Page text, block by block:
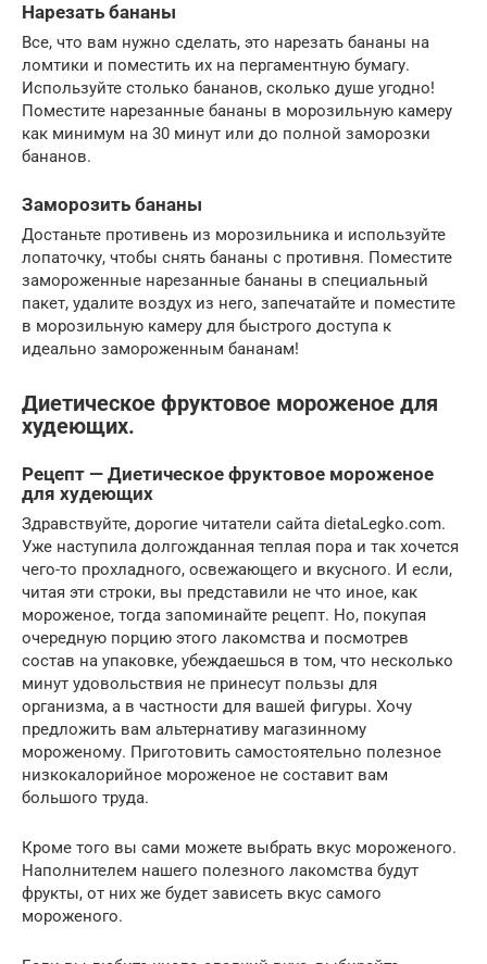
Нарезать бананы
Все, что вам нужно сделать, это нарезать бананы на
ломтики и поместить их на пергаментную бумагу.
Используйте столько бананов, сколько душе угодно!
Поместите нарезанные бананы в морозильную камеру
как минимум на 30 минут или до полной заморозки
бананов.
Заморозить бананы
Достаньте противень из морозильника и используйте
лопаточку, чтобы снять бананы с противня. Поместите
замороженные нарезанные бананы в специальный
пакет, удалите воздух из него, запечатайте и поместите
в морозильную камеру для быстрого доступа к
идеально замороженным бананам!
Диетическое фруктовое мороженое для
худеющих.
Рецепт — Диетическое фруктовое мороженое
для худеющих
Здравствуйте, дорогие читатели сайта dietaLegko.com.
Уже наступила долгожданная теплая пора и так хочется
чего-то прохладного, освежающего и вкусного. И если,
читая эти строки, вы представили не что иное, как
мороженое, тогда запоминайте рецепт. Но, покупая
очередную порцию этого лакомства и посмотрев
состав на упаковке, убеждаешься в том, что несколько
минут удовольствия не принесут пользы для
организма, а в частности для вашей фигуры. Хочу
предложить вам альтернативу магазинному
мороженому. Приготовить самостоятельно полезное
низкокалорийное мороженое не составит вам
большого труда.
Кроме того вы сами можете выбрать вкус мороженого.
Наполнителем нашего полезного лакомства будут
фрукты, от них же будет зависеть вкус самого
мороженого.